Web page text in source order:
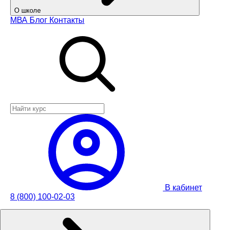
О школе
МВА Блог Контакты
В кабинет
8 (800) 100-02-03